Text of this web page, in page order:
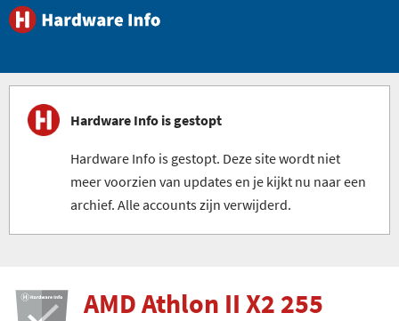
Hardware Info is gestopt
Hardware Info is gestopt. Deze site wordt niet
meer voorzien van updates en je kijkt nu naar een
archief. Alle accounts zijn verwijderd.
AMD Athlon II X2 255